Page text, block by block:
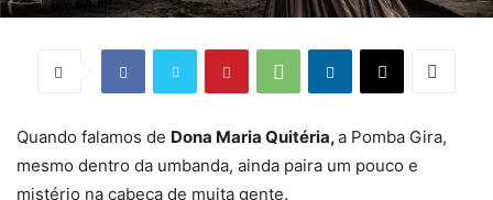
Quando falamos de Dona Maria Quitéria,a Pomba Gira,
mesmo dentro da umbanda, ainda paira um pouco e
mistério na cabeça de muita gente.